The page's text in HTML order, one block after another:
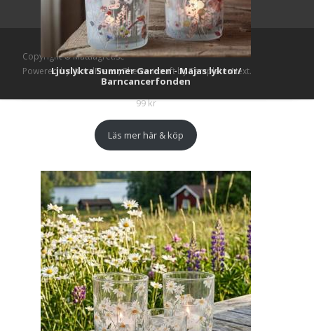
Ljuslykta Summer Garden - Majas lyktor/
Barncancerfonden
99kr
Läs mer här & köp
Copyright © Mattlagret.se
Powered by WordPress, Themei-craftby TemplatesNext.